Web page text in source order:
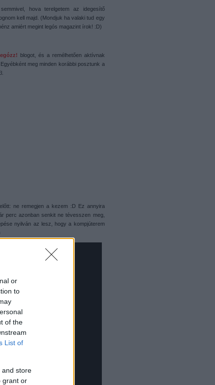
or
to
of the
List of
and store
grant or
hova terelgetem az idegesítő
kell majd. (Mondjuk ha valaki tud egy
amiért megint legós magazint írok! :D)
Legózz!
blogot, és a remélhetően aktívnak
meg minden korábbi posztunk a
ne remegjen a kezem :D Ez annyira
perc azonban senkit ne tévesszen meg,
nyilván az lesz, hogy a kompjúterem